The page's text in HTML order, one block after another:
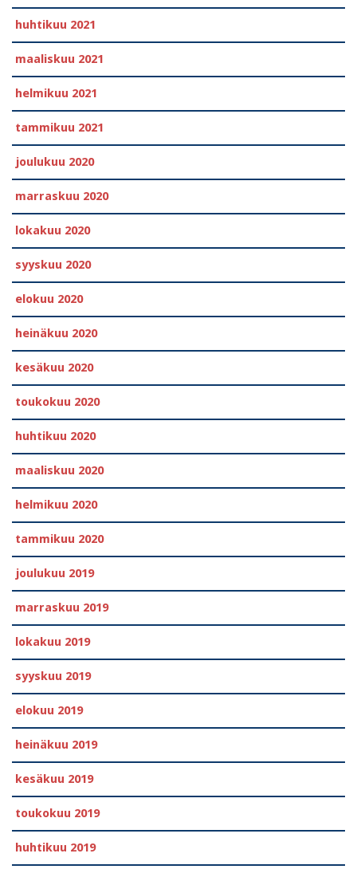
huhtikuu 2021
maaliskuu 2021
helmikuu 2021
tammikuu 2021
joulukuu 2020
marraskuu 2020
lokakuu 2020
syyskuu 2020
elokuu 2020
heinäkuu 2020
kesäkuu 2020
toukokuu 2020
huhtikuu 2020
maaliskuu 2020
helmikuu 2020
tammikuu 2020
joulukuu 2019
marraskuu 2019
lokakuu 2019
syyskuu 2019
elokuu 2019
heinäkuu 2019
kesäkuu 2019
toukokuu 2019
huhtikuu 2019